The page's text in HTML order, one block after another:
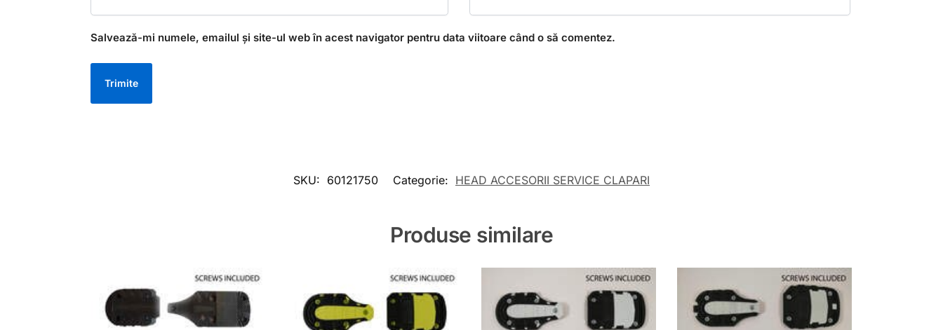
Salvează-mi numele, emailul și site-ul web în acest navigator pentru data viitoare când o să comentez.
SKU: 60121750 Categorie: HEAD ACCESORII SERVICE CLAPARI
Produse similare